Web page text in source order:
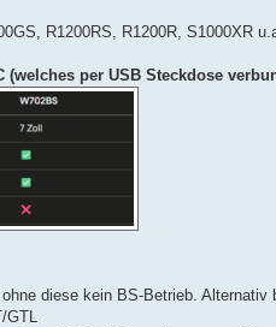
R1200RS, R1200R, S1000XR
per USB Steckdose
diese kein BS-Betrieb. Alternativ